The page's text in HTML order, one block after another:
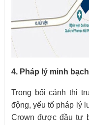
4. Pháp lý minh
Trong bối cảnh thị
động, yếu tố pháp lý
Crown được đầu tư